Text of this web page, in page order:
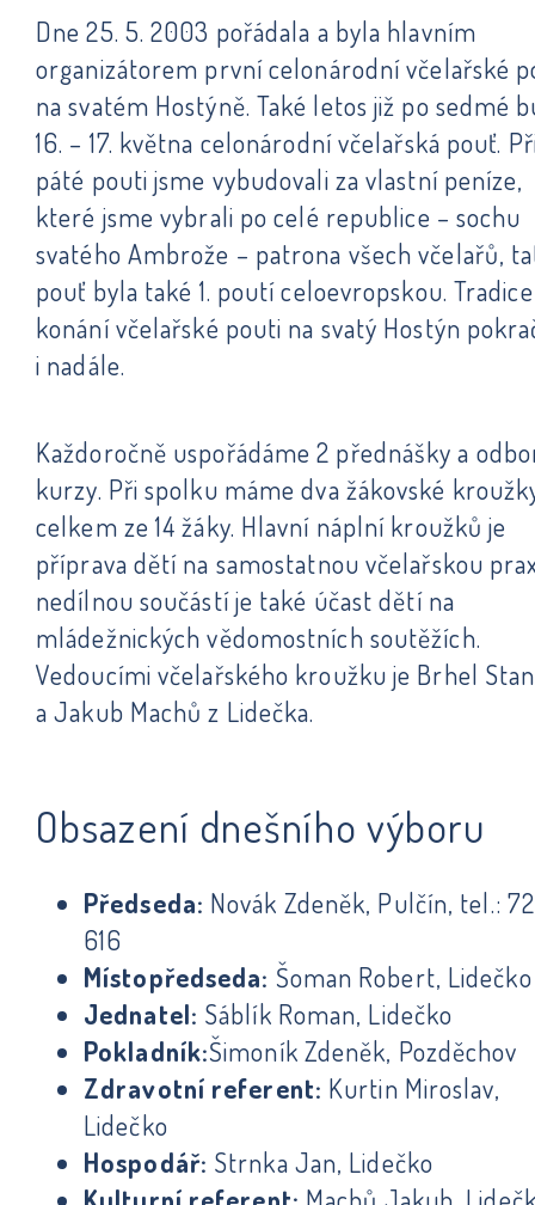
Dne 25. 5. 2003 pořádala a byla hlavním
organizátorem první celonárodní včelařské
na svatém Hostýně. Také letos již po sedmé
16. – 17. května celonárodní včelařská pouť.
páté pouti jsme vybudovali za vlastní peníze,
které jsme vybrali po celé republice – sochu
svatého Ambrože – patrona všech včelařů,
pouť byla také 1. poutí celoevropskou. Tradice
konání včelařské pouti na svatý Hostýn
i nadále.
Každoročně uspořádáme 2 přednášky a
kurzy. Při spolku máme dva žákovské
celkem ze 14 žáky. Hlavní náplní kroužků je
příprava dětí na samostatnou včelařskou
nedílnou součástí je také účast dětí na
mládežnických vědomostních soutěžích.
Vedoucími včelařského kroužku je Brhel
a Jakub Machů z Lidečka.
Obsazení dnešního výboru
Předseda: Novák Zdeněk, Pulčín, tel.:
616
Místopředseda: Šoman Robert, Lidečko
Jednatel: Sáblík Roman, Lidečko
Pokladník:Šimoník Zdeněk, Pozděchov
Zdravotní referent: Kurtin Miroslav,
Lidečko
Hospodář: Strnka Jan, Lidečko